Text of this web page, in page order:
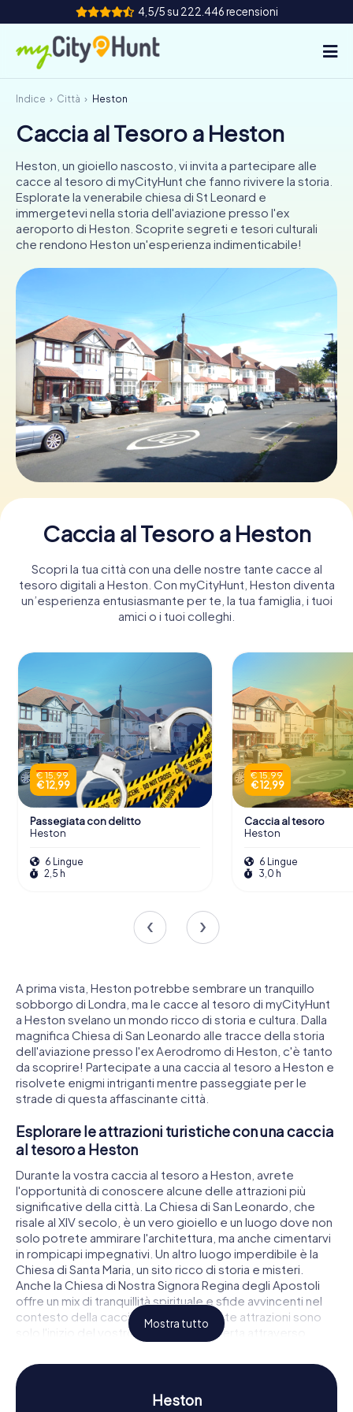
4,5/5 su 222.446 recensioni
Come funziona
Città
Tour
Team Building
Biglietti
IT
NL
Prenota Biglietti
Acquista i Voucher
Indice Città Heston
Caccia al Tesoro a Heston
Heston, un gioiello nascosto, vi invita a partecipare alle
cacce al tesoro di myCityHunt che fanno rivivere la storia.
Esplorate la venerabile chiesa di St Leonard e
immergetevi nella storia dell'aviazione presso l'ex
aeroporto di Heston. Scoprite segreti e tesori culturali
che rendono Heston un'esperienza indimenticabile!
Caccia al Tesoro a Heston
Scopri la tua città con una delle nostre tante cacce al
tesoro digitali a Heston. Con myCityHunt, Heston diventa
un’esperienza entusiasmante per te, la tua famiglia, i tuoi
amici o i tuoi colleghi.
€ 15,99
€ 12,99
Passegiata con delitto
Heston
6 Lingue
2,5 h
€ 15,99
€ 12,99
Caccia al tesoro
Heston
6 Lingue
3,0 h
A prima vista, Heston potrebbe sembrare un tranquillo
sobborgo di Londra, ma le cacce al tesoro di myCityHunt
a Heston svelano un mondo ricco di storia e cultura. Dalla
magnifica Chiesa di San Leonardo alle tracce della storia
dell'aviazione presso l'ex Aerodromo di Heston, c'è tanto
da scoprire! Partecipate a una caccia al tesoro a Heston e
risolvete enigmi intriganti mentre passeggiate per le
strade di questa affascinante città.
Esplorare le attrazioni turistiche con una caccia
al tesoro a Heston
Durante la vostra caccia al tesoro a Heston, avrete
l'opportunità di conoscere alcune delle attrazioni più
significative della città. La Chiesa di San Leonardo, che
risale al XIV secolo, è un vero gioiello e un luogo dove non
solo potrete ammirare l'architettura, ma anche cimentarvi
in rompicapi impegnativi. Un altro luogo imperdibile è la
Chiesa di Santa Maria, un sito ricco di storia e misteri.
Anche la Chiesa di Nostra Signora Regina degli Apostoli
offre un mix di tranquillità spirituale e sfide avvincenti nel
contesto della caccia al tesoro. Queste attrazioni sono
solo l'inizio del vostro viaggio di scoperta attraverso
Vivere la storia e la cultura con una caccia al
Mostra tutto
Heston